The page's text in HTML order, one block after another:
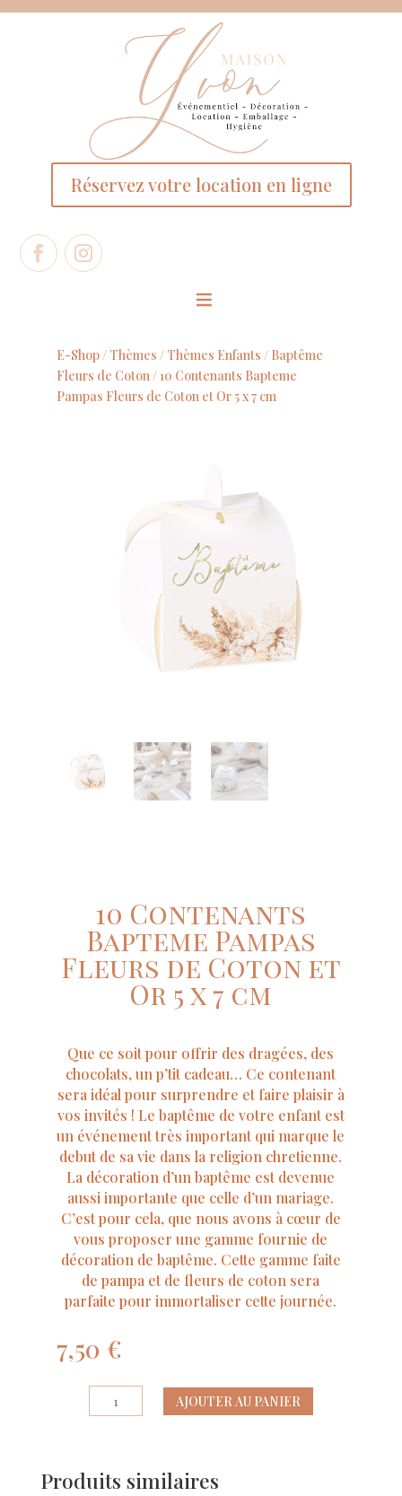
Réservez votre location en ligne
E-Shop / Thèmes / Thèmes Enfants / Baptême
Fleurs de Coton/ 10 Contenants Bapteme
Pampas Fleurs de Coton et Or 5 x 7 cm
10 Contenants
Bapteme Pampas
Fleurs de Coton et
Or 5 x 7 cm
Que ce soit pour offrir des dragées, des
chocolats, un p’tit cadeau… Ce contenant
sera idéal pour surprendre et faire plaisir à
vos invités ! Le baptême de votre enfant est
un événement très important qui marque le
debut de sa vie dans la religion chretienne.
La décoration d’un baptême est devenue
aussi importante que celle d’un mariage.
C’est pour cela, que nous avons à cœur de
vous proposer une gamme fournie de
décoration de baptême. Cette gamme faite
de pampa et de fleurs de coton sera
parfaite pour immortaliser cette journée.
7,50 €
quantité
de
Bapteme
AJOUTER AU PANIER
Produits similaires
Panneau de gestion des cookies